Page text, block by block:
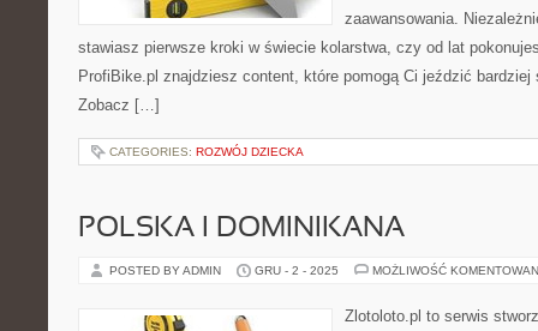
zaawansowania.
stawiasz pierwsze kroki w świecie kolarstwa, czy od lat
ProfiBike.pl znajdziesz content, które pomogą Ci jeździć bardziej
Zobacz […]
CATEGORIES: ROZWÓJ DZIECKA
POLSKA I DOMINIKANA
POSTED BY ADMIN GRU - 2 - 2025 MOŻLIWOŚĆ
Zlotoloto.pl to serwis